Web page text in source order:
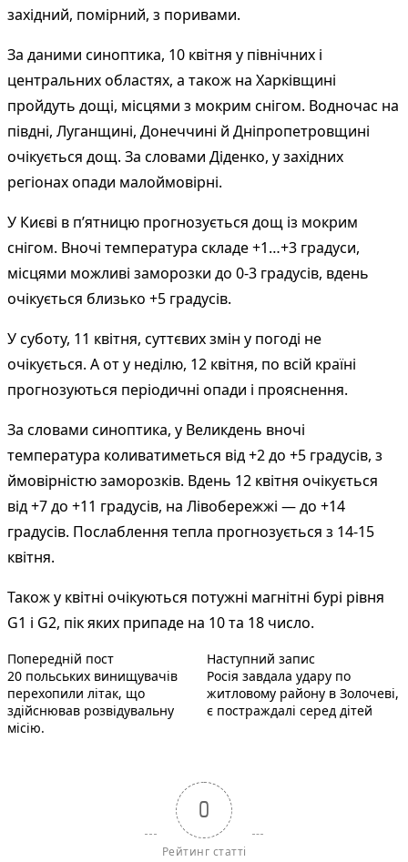
західний, помірний, з поривами.
За даними синоптика, 10 квітня у північних і
центральних областях, а також на Харківщині
пройдуть дощі, місцями з мокрим снігом. Водночас на
півдні, Луганщині, Донеччині й Дніпропетровщині
очікується дощ. За словами Діденко, у західних
регіонах опади малоймовірні.
У Києві в п’ятницю прогнозується дощ із мокрим
снігом. Вночі температура складе +1…+3 градуси,
місцями можливі заморозки до 0-3 градусів, вдень
очікується близько +5 градусів.
У суботу, 11 квітня, суттєвих змін у погоді не
очікується. А от у неділю, 12 квітня, по всій країні
прогнозуються періодичні опади і прояснення.
За словами синоптика, у Великдень вночі
температура коливатиметься від +2 до +5 градусів, з
ймовірністю заморозків. Вдень 12 квітня очікується
від +7 до +11 градусів, на Лівобережжі — до +14
градусів. Послаблення тепла прогнозується з 14-15
квітня.
Також у квітні очікуються потужні магнітні бурі рівня
G1 і G2, пік яких припаде на 10 та 18 число.
Навігація
записів
Попередній постПопередній запис:
20 польських винищувачів
перехопили літак, що
здійснював розвідувальну
місію.
Наступний записНаступний
Росія завдала удару по
житловому району в Золочеві,
є постраждалі серед дітей
0
Рейтинг статті